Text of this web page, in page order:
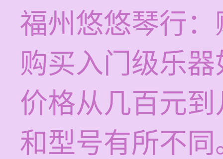
福州悠悠琴行
购买入门级乐
价格从几百元
和型号有所不同